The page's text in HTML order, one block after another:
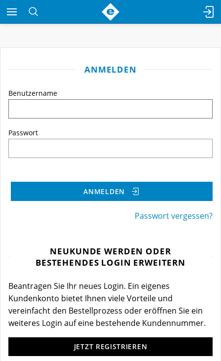
ANMELDEN
Benutzername
Passwort
ANMELDEN
Passwort vergessen?
NEUKUNDE WERDEN ODER
BESTEHENDES LOGIN ERWEITERN
Beantragen Sie Ihr neues Login. Ein eigenes
Kundenkonto bietet Ihnen viele Vorteile und
vereinfacht den Bestellprozess oder eröffnen Sie ein
weiteres Login auf eine bestehende Kundennummer.
JETZT REGISTRIEREN